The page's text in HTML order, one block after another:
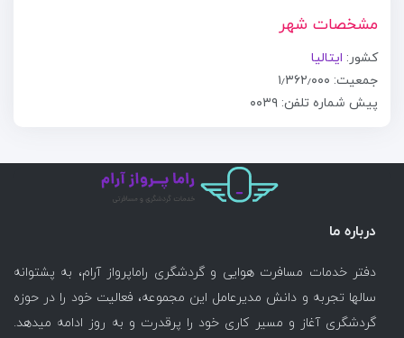
مشخصات شهر
کشور: ایتالیا
جمعیت: ۱٫۳۶۲٫۰۰۰
پیش شماره تلفن: ۰۰۳۹
درباره ما
دفتر خدمات مسافرت هوایی و گردشگری راماپرواز آرام، به پشتوانه
سالها تجربه و دانش مدیرعامل این مجموعه، فعالیت خود را در حوزه
گردشگری آغاز و مسیر کاری خود را پرقدرت و به روز ادامه میدهد.